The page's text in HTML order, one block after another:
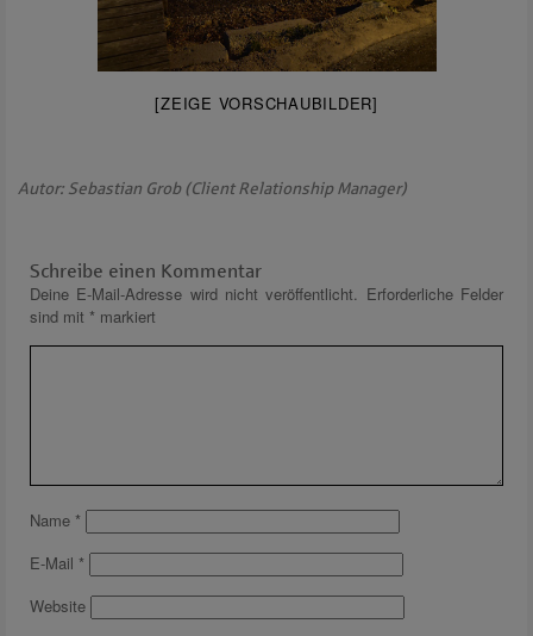
[ZEIGE VORSCHAUBILDER]
Autor: Sebastian Grob (Client Relationship Manager)
Schreibe einen Kommentar
Deine E-Mail-Adresse wird nicht veröffentlicht. Erforderliche Felder
sind mit * markiert
Name *
E-Mail *
Website